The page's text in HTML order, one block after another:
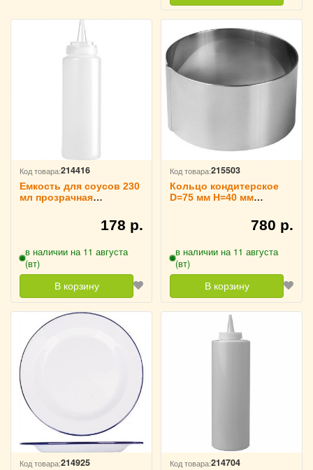
Код товара:214416
Емкость для соусов 230
мл прозрачная
178 р.
в наличии на 11 августа
(вт)
В корзину
Код товара:215503
Кольцо кондитерское
D=75 мм H=40 мм
780 р.
в наличии на 11 августа
(вт)
В корзину
Код товара:214925 Код товара:214704